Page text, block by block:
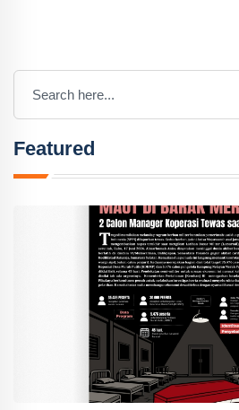
Featured